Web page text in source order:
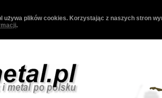
używa plików cookies. Korzystając z naszych stron
.